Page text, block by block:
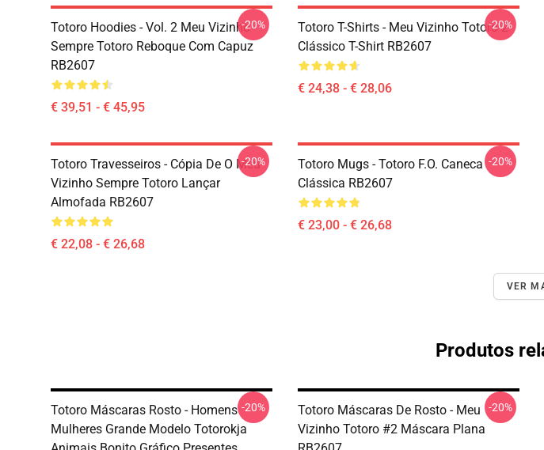
Totoro Hoodies - Vol. 2 Meu Vizinho
Sempre Totoro Reboque Com Capuz
RB2607
€ 39,51 - € 45,95
-20%
Totoro T-Shirts - Meu Vizinho Totoro 2
Clássico T-Shirt RB2607
€ 24,38 - € 28,06
-20%
Totoro Travesseiros - Cópia De O Meu
Vizinho Sempre Totoro Lançar
Almofada RB2607
€ 22,08 - € 26,68
-20%
Totoro Mugs - Totoro F.O. Caneca
Clássica RB2607
€ 23,00 - € 26,68
-20%
VER
Produtos
Totoro Máscaras Rosto - Homens
Mulheres Grande Modelo Totorokja
-20%
Totoro Máscaras De Rosto - Meu
Vizinho Totoro #2 Máscara Plana
-20%